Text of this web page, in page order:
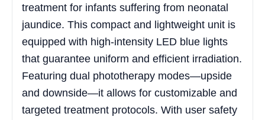
treatment for infants suffering from neonatal
jaundice. This compact and lightweight unit is
equipped with high-intensity LED blue lights
that guarantee uniform and efficient irradiation.
Featuring dual phototherapy modes—upside
and downside—it allows for customizable and
targeted treatment protocols. With user safety